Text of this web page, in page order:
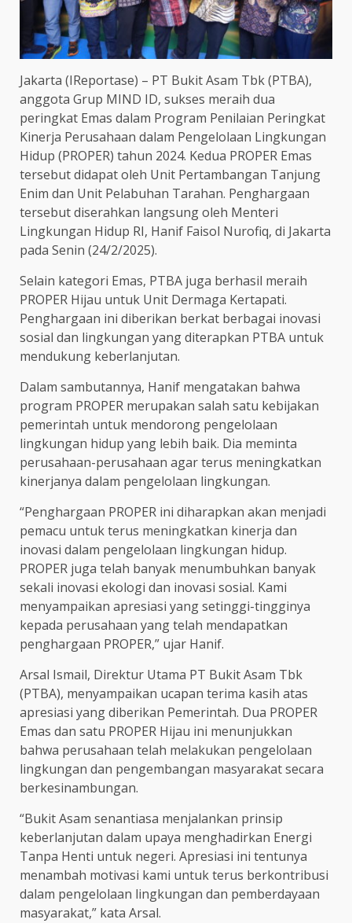
Jakarta (IReportase) – PT Bukit Asam Tbk (PTBA),
anggota Grup MIND ID, sukses meraih dua
peringkat Emas dalam Program Penilaian Peringkat
Kinerja Perusahaan dalam Pengelolaan Lingkungan
Hidup (PROPER) tahun 2024. Kedua PROPER Emas
tersebut didapat oleh Unit Pertambangan Tanjung
Enim dan Unit Pelabuhan Tarahan. Penghargaan
tersebut diserahkan langsung oleh Menteri
Lingkungan Hidup RI, Hanif Faisol Nurofiq, di Jakarta
pada Senin (24/2/2025).
Selain kategori Emas, PTBA juga berhasil meraih
PROPER Hijau untuk Unit Dermaga Kertapati.
Penghargaan ini diberikan berkat berbagai inovasi
sosial dan lingkungan yang diterapkan PTBA untuk
mendukung keberlanjutan.
Dalam sambutannya, Hanif mengatakan bahwa
program PROPER merupakan salah satu kebijakan
pemerintah untuk mendorong pengelolaan
lingkungan hidup yang lebih baik. Dia meminta
perusahaan-perusahaan agar terus meningkatkan
kinerjanya dalam pengelolaan lingkungan.
“Penghargaan PROPER ini diharapkan akan menjadi
pemacu untuk terus meningkatkan kinerja dan
inovasi dalam pengelolaan lingkungan hidup.
PROPER juga telah banyak menumbuhkan banyak
sekali inovasi ekologi dan inovasi sosial. Kami
menyampaikan apresiasi yang setinggi-tingginya
kepada perusahaan yang telah mendapatkan
penghargaan PROPER,” ujar Hanif.
Arsal Ismail, Direktur Utama PT Bukit Asam Tbk
(PTBA), menyampaikan ucapan terima kasih atas
apresiasi yang diberikan Pemerintah. Dua PROPER
Emas dan satu PROPER Hijau ini menunjukkan
bahwa perusahaan telah melakukan pengelolaan
lingkungan dan pengembangan masyarakat secara
berkesinambungan.
“Bukit Asam senantiasa menjalankan prinsip
keberlanjutan dalam upaya menghadirkan Energi
Tanpa Henti untuk negeri. Apresiasi ini tentunya
menambah motivasi kami untuk terus berkontribusi
dalam pengelolaan lingkungan dan pemberdayaan
masyarakat,” kata Arsal.